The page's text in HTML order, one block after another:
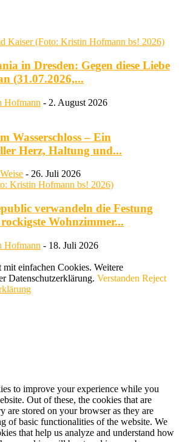
in Dresden: Gegen diese Liebe
(31.07.2026,...
Hofmann - 2. August 2026
Wasserschloss – Ein
Herz, Haltung und...
- 26. Juli 2026
verwandeln die Festung
Wohnzimmer...
Hofmann - 18. Juli 2026
mit einfachen Cookies. Weitere
Datenschutzerklärung. Verstanden Reject
to improve your experience while you
Out of these, the cookies that are
are stored on your browser as they are
of basic functionalities of the website. We
that help us analyze and understand how